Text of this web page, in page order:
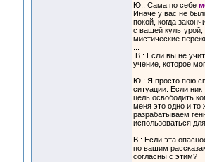
Ю.: Сама по себе
Иначе у вас не
покой, когда
с вашей
мистические
В.: Если вы не
учение, которое
Ю.: Я просто пою
ситуации. Если
цель освободить
меня это одно и то
разрабатываем
использоваться
В.: Если эта
по вашим
согласны с этим?